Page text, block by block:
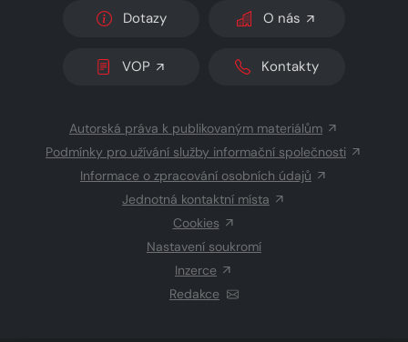
Dotazy O nás
VOP Kontakty
Autorská práva k publikovaným materiálům
Podmínky pro užívání služby informační společnosti
Informace o zpracování osobních údajů
Jednotná kontaktní místa
Cookies
Nastavení soukromí
Inzerce
Redakce